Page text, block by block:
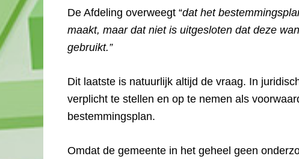
De Afdeling overweegt “dat het
maakt, maar dat niet is uitgesloten dat deze
gebruikt.”
Dit laatste is natuurlijk altijd de vraag. In
verplicht te stellen en op te nemen als
bestemmingsplan.
Omdat de gemeente in het geheel geen